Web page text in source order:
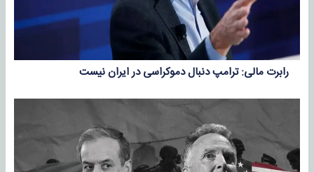
رابرت مالی: ترامپ دنبال دموکراسی در ایران نیست